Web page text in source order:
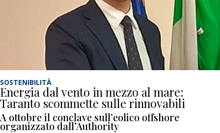
SOSTENIBILITÀ
Energia dal vento in mezzo al mare:
Taranto scommette sulle rinnovabili
A ottobre il conclave sull’eolico offshore
organizzato dall’Authority